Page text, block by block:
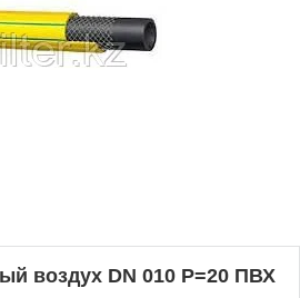
воздух DN 010 P=20 ПВХ